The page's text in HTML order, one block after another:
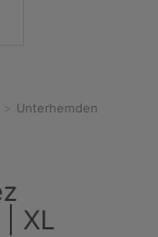
Unterhemden
XL